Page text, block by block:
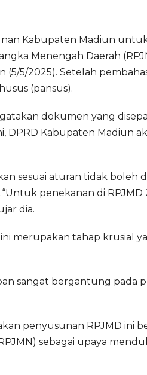
Kabupaten Madiun
Menengah Daerah
5/2025). Setelah
(pansus).
dokumen yang
DPRD Kabupaten Madiun
sesuai aturan tidak boleh
penekanan di RPJMD
dia.
merupakan tahap krusial
sangat bergantung pada
penyusunan RPJMD ini
sebagai upaya